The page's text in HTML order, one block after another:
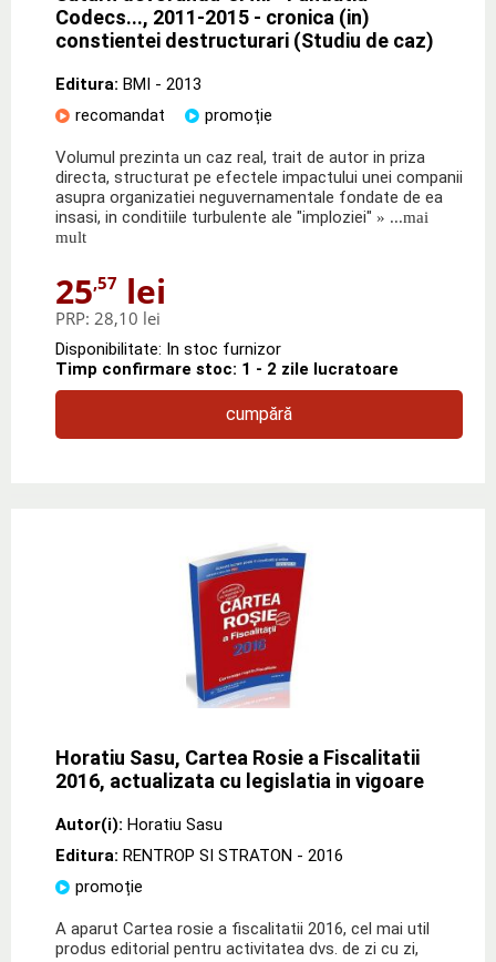
Codecs..., 2011-2015 - cronica (in)
constientei destructurari (Studiu de caz)
Editura: BMI - 2013
recomandat
promoție
Volumul prezinta un caz real, trait de autor in priza
directa, structurat pe efectele impactului unei companii
asupra organizatiei neguvernamentale fondate de ea
insasi, in conditiile turbulente ale "imploziei" » ...mai
mult
25,57 lei
PRP: 28,10 lei
Disponibilitate: In stoc furnizor
Timp confirmare stoc: 1 - 2 zile lucratoare
cumpără
Horatiu Sasu, Cartea Rosie a Fiscalitatii
2016, actualizata cu legislatia in vigoare
Autor(i): Horatiu Sasu
Editura: RENTROP SI STRATON - 2016
promoție
A aparut Cartea rosie a fiscalitatii 2016, cel mai util
produs editorial pentru activitatea dvs. de zi cu zi,